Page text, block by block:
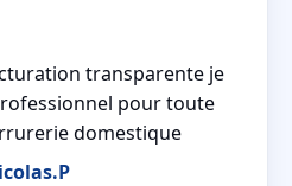
transparente je
pour toute
domestique